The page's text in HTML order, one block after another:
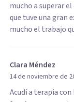
mucho a superar
que tuve una gran
mucho el trabajo
Clara Méndez
14 de noviembre de
Acudí a terapia con